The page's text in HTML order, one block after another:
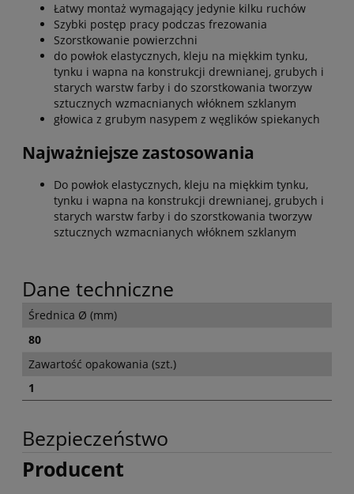
Łatwy montaż wymagający jedynie kilku ruchów
Szybki postęp pracy podczas frezowania
Szorstkowanie powierzchni
do powłok elastycznych, kleju na miękkim tynku,
tynku i wapna na konstrukcji drewnianej, grubych i
starych warstw farby i do szorstkowania tworzyw
sztucznych wzmacnianych włóknem szklanym
głowica z grubym nasypem z węglików spiekanych
Najważniejsze zastosowania
Do powłok elastycznych, kleju na miękkim tynku,
tynku i wapna na konstrukcji drewnianej, grubych i
starych warstw farby i do szorstkowania tworzyw
sztucznych wzmacnianych włóknem szklanym
Dane techniczne
Średnica Ø (mm)
80
Zawartość opakowania (szt.)
1
Bezpieczeństwo
Producent